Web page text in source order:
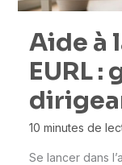
Aide à
EURL
10 minutes de
Se lancer dans